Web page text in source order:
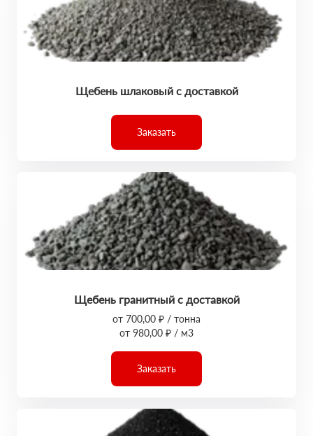
Щебень шлаковый с доставкой
Заказать
Щебень гранитный с доставкой
от 700,00 ₽ / тонна
от 980,00 ₽ / м3
Заказать